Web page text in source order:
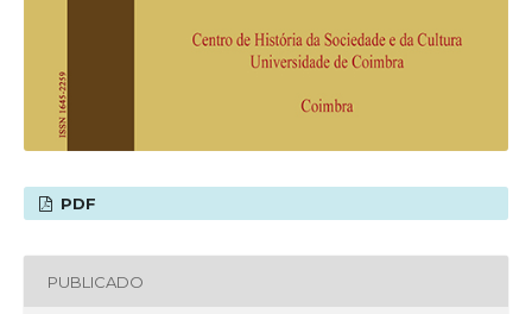
PDF
PUBLICADO